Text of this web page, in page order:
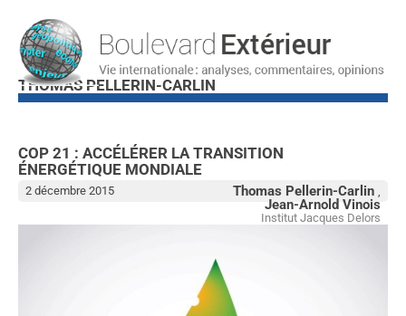
THOMAS PELLERIN-CARLIN
COP 21 : ACCÉLÉRER LA TRANSITION
ÉNERGÉTIQUE MONDIALE
Thomas Pellerin-Carlin
Jean-Arnold Vinois
Institut Jacques Delors
2 décembre 2015